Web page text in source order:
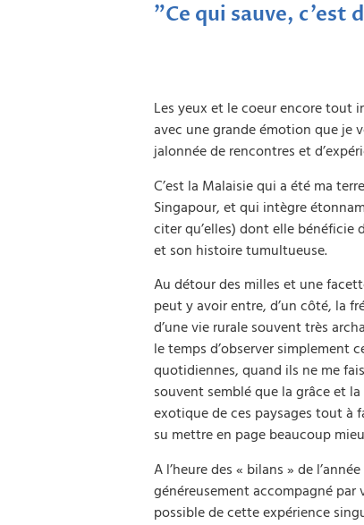
"Ce qui sauve, c'est
Les yeux et le coeur encore tout
avec une grande émotion que je
jalonnée de rencontres et
C’est la Malaisie qui a été ma
Singapour, et qui intègre
citer qu’elles) dont elle
et son histoire tumultueuse.
Au détour des milles et une
peut y avoir entre, d’un côté, la
d’une vie rurale souvent très
le temps d’observer simplement
quotidiennes, quand ils ne me
souvent semblé que la grâce et
exotique de ces paysages tout à
su mettre en page beaucoup
A l’heure des « bilans » de
généreusement accompagné par
possible de cette expérience